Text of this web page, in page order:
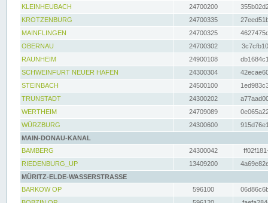
KLEINHEUBACH 24700200
KROTZENBURG
24700335
MAINFLINGEN
24700325
OBERNAU
24700302
RAUNHEIM
24900108
SCHWEINFURT NEUER HAFEN
24300304
STEINBACH
24500100
TRUNSTADT
24300202
WERTHEIM
24709089
WÜRZBURG
24300600
MAIN-DONAU-KANAL
BAMBERG
24300042
RIEDENBURG_UP
13409200
MÜRITZ-ELDE-WASSERSTRASSE
BARKOW OP
596100